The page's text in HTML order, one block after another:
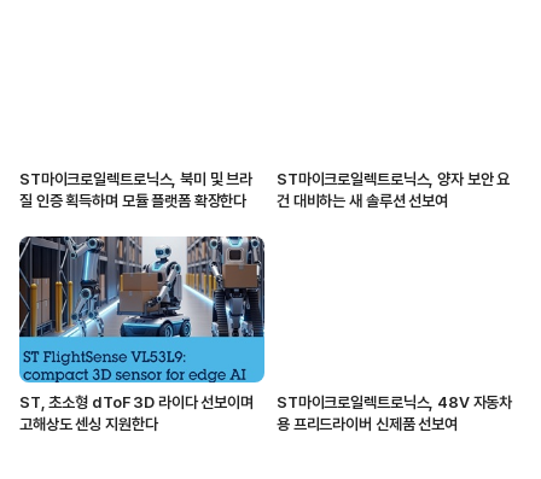
ST마이크로일렉트로닉스, 북미 및 브라
질 인증 획득하며 모듈 플랫폼 확장한다
ST마이크로일렉트로닉스, 양자 보안 요
건 대비하는 새 솔루션 선보여
ST, 초소형 dToF 3D 라이다 선보이며
고해상도 센싱 지원한다
ST마이크로일렉트로닉스, 48V 자동차
용 프리드라이버 신제품 선보여